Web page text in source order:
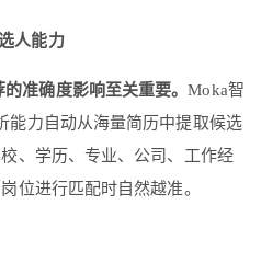
人能力
准确度影响至关重要。Moka智
能力自动从海量简历中提取候选
、学历、专业、公司、工作经
位进行匹配时自然越准。